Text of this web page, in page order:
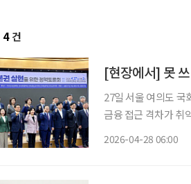
4 건
[현장에서] 못
27일 서울 여의도 국
금융 접근 격차가 취
2026-04-28 06:00